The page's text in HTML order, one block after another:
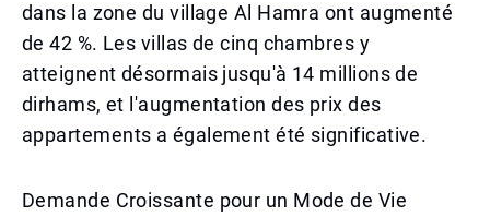
dans la zone du village Al Hamra ont augmenté
de 42 %. Les villas de cinq chambres y
atteignent désormais jusqu'à 14 millions de
dirhams, et l'augmentation des prix des
appartements a également été significative.
Demande Croissante pour un Mode de Vie